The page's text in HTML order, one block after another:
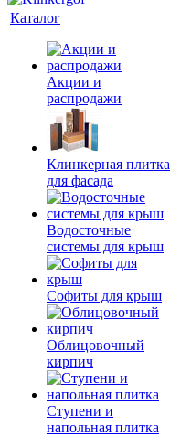
Каталог
Акции и
распродажи
Клинкерная плитка
для фасада
Водосточные
системы для крыш
Софиты для крыш
Облицовочный
кирпич
Ступени и
напольная плитка